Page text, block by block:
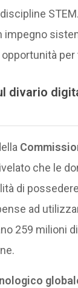
impegno
per
divario
che le
di
ad
259 milioni